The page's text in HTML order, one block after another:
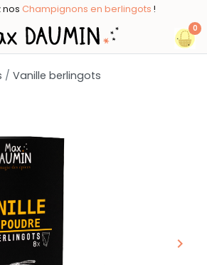
nos Champignons en berlingots !
0
Vanille berlingots
keyboard_arrow_right